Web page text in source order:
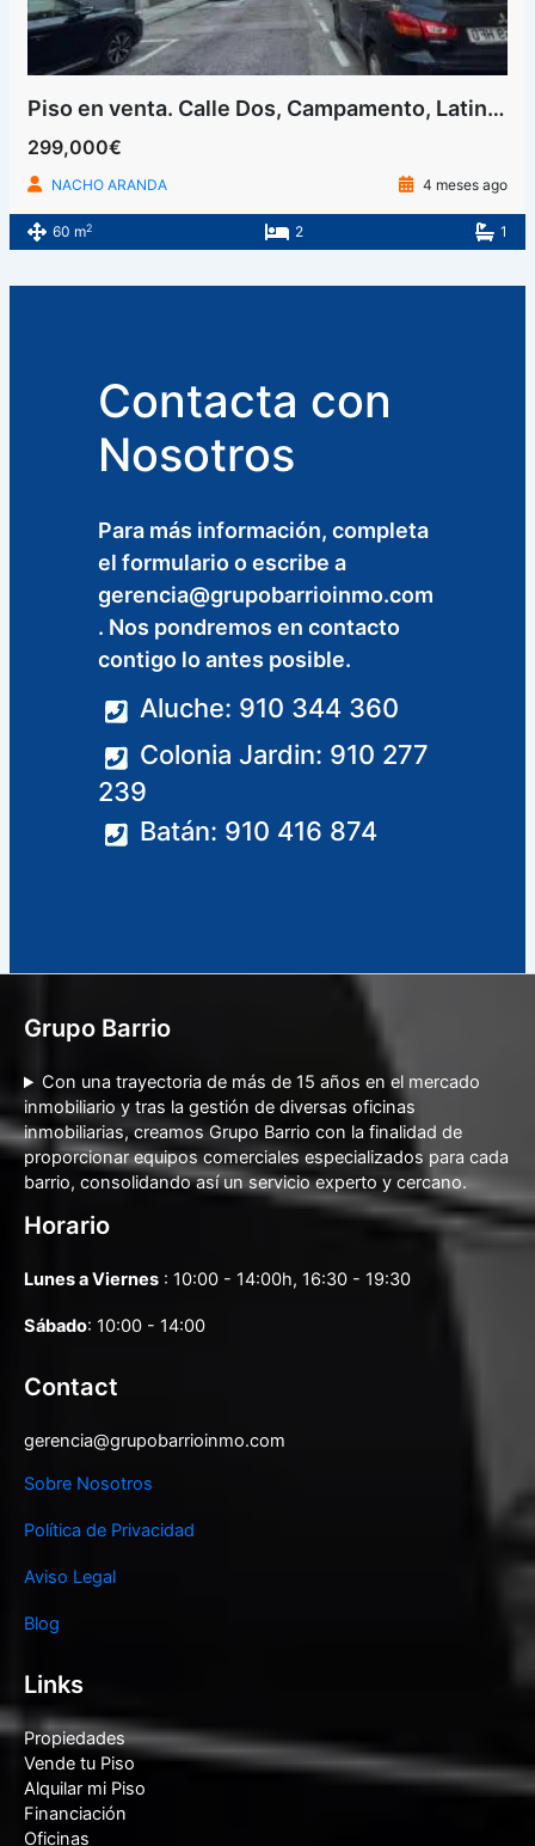
Piso en venta. Calle Dos, Campamento, Latina, Madrid
299,000€
NACHO ARANDA 4 meses ago
60 m2 2 1
Contacta con
Nosotros
Para más información, completa
el formulario o escribe a
gerencia@grupobarrioinmo.com
. Nos pondremos en contacto
contigo lo antes posible.
Aluche: 910 344 360
Colonia Jardin: 910 277
239
Batán: 910 416 874
Grupo Barrio
Con una trayectoria de más de 15 años en el mercado
inmobiliario y tras la gestión de diversas oficinas
inmobiliarias, creamos Grupo Barrio con la finalidad de
proporcionar equipos comerciales especializados para cada
barrio, consolidando así un servicio experto y cercano.
Horario
Lunes a Viernes : 10:00 - 14:00h, 16:30 - 19:30
Sábado: 10:00 - 14:00
Contact
gerencia@grupobarrioinmo.com
Sobre Nosotros
Política de Privacidad
Aviso Legal
Blog
Links
Propiedades
Vende tu Piso
Alquilar mi Piso
Financiación
Oficinas